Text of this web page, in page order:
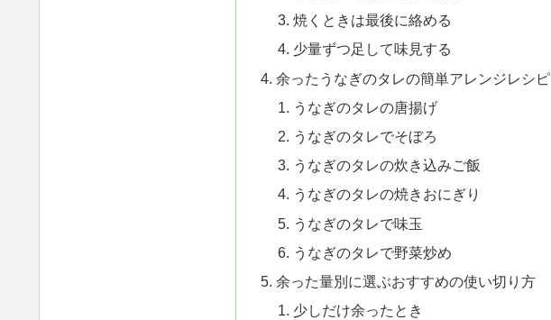
焼くときは最後に絡める
少量ずつ足して味見する
余ったうなぎのタレの簡単アレンジレシピ
うなぎのタレの唐揚げ
うなぎのタレでそぼろ
うなぎのタレの炊き込みご飯
うなぎのタレの焼きおにぎり
うなぎのタレで味玉
うなぎのタレで野菜炒め
余った量別に選ぶおすすめの使い切り方
少しだけ余ったとき